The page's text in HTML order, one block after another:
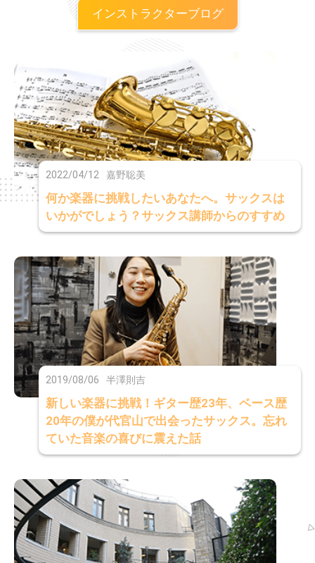
インストラクターブログ
2022/04/12 嘉野聡美
何か楽器に挑戦したいあなたへ。サックスは
いかがでしょう？サックス講師からのすすめ
2019/08/06 半澤則吉
新しい楽器に挑戦！ギター歴23年、ベース歴
20年の僕が代官山で出会ったサックス。忘れ
ていた音楽の喜びに震えた話